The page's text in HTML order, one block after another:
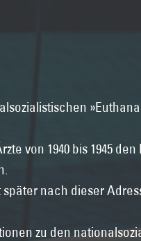
von 1940 bis 1945
nach dieser
zu den